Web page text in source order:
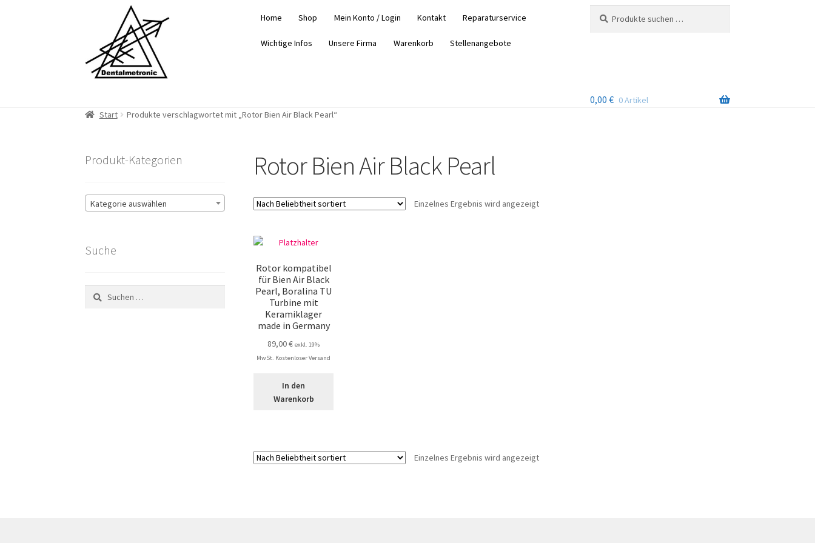
Navigation
springen
springen
Home Shop Mein Konto / Login Kontakt Reparaturservice
Wichtige Infos Unsere Firma Warenkorb Stellenangebote
nach:
0,00 € 0 Artikel
Start
Produkte verschlagwortet mit „Rotor Bien Air Black Pearl“
Rotor Bien Air Black Pearl
Einzelnes Ergebnis wird angezeigt
Rotor kompatibel
für Bien Air Black
Pearl, Boralina TU
Turbine mit
Keramiklager
made in Germany
89,00€ exkl. 19%
MwSt. Kostenloser Versand
In den
Warenkorb
Einzelnes Ergebnis wird angezeigt
Produkt-Kategorien
Kategorie auswählen
Suche
Suchen
nach: